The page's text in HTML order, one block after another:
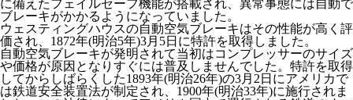
に備えたフェイルセーフ機能が搭載され、異常事態には自動で
ブレーキがかかるようになっていました。
ウェスティングハウスの自動空気ブレーキはその性能が高く評
価され、1872年(明治5年)3月5日に特許を取得しました。
自動空気ブレーキが発明されて当初はコンプレッサーのサイズ
や価格が原因となりすぐには普及しませんでした。特許を取得
してからしばらくした1893年(明治26年)の3月2日にアメリカで
は鉄道安全装置法が制定され、1900年(明治33年)に施行されま